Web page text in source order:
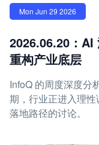
Mon Jun 29 2026
2026.06.20：
重构产业底层
InfoQ 的周度深度分
期，行业正进入理
落地路径的讨论。